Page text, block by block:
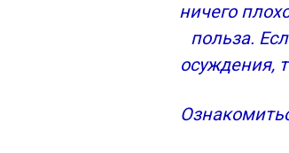
ничего
польза.
осуждения,